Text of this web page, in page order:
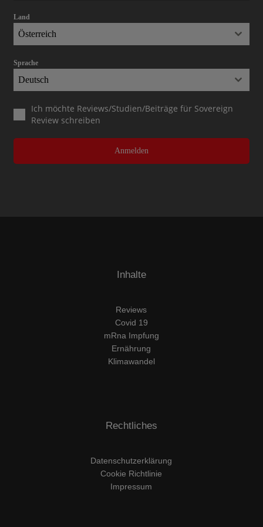
Land
Österreich
Sprache
Deutsch
Ich möchte Reviews/Studien/Beiträge für Sovereign
Review schreiben
Anmelden
Inhalte
Reviews
Covid 19
mRna Impfung
Ernährung
Klimawandel
Rechtliches
Datenschutzerklärung
Cookie Richtlinie
Impressum